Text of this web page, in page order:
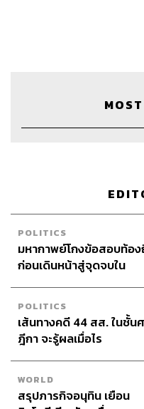
ภัทร จารุอริยาน
Marketing & Coordinator
Art Director อนงค์นาฏ วิวั
Proofreader ลักษณ์นารา พั
Webmasterไชยพร ศิริกล
Musicwestonemusic.com
TAGS: The Standard Podcast
POLITICS
มหากาพย์โกงข้อสอบท้อ
ก่อนเดินหน้าสู่จุดจบใน
POLITICS
เส้นทางคดี 44 สส. ในชั้น
ฎีกา จะรู้ผลเมื่อไร
WORLD
สรุปภารกิจอนุทิน เยือน